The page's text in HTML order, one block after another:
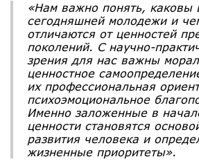
«Нам важно понять, каковы
сегодняшней молодежи и
отличаются от ценностей
поколений. С научно-
зрения для нас важны
ценностное
их профессиональная
психоэмоциональное
Именно заложенные в
ценности становятся
развития человека и
жизненные приоритеты».